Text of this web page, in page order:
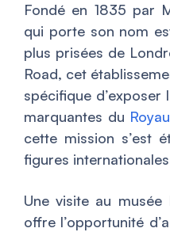
Fondé en 1835 par
qui porte son nom
plus prisées de
Road, cet
spécifique d’exposer
marquantes du
cette mission s’est
figures
Une visite au musée
offre l’opportunité